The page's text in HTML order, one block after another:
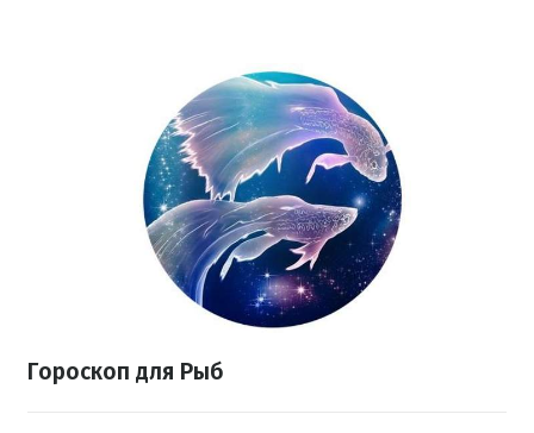
Гороскоп для Рыб